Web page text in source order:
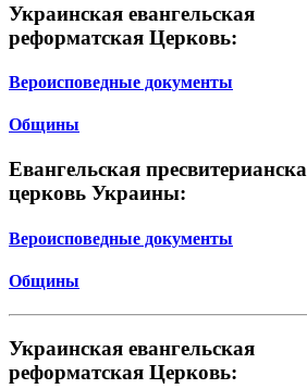
Украинская евангельская
реформатская Церковь:
Вероисповедные документы
Общины
Евангельская
церковь Украины:
Вероисповедные документы
Общины
Украинская евангельская
реформатская Церковь: